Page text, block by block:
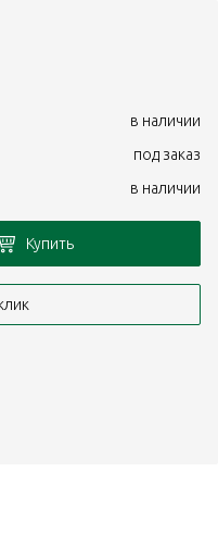
в наличии
под заказ
в наличии
Купить